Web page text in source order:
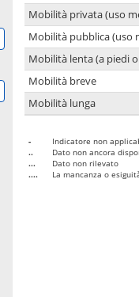
Mobilità privata (uso
Mobilità pubblica (uso
Mobilità lenta (a piedi
Mobilità breve
Mobilità lunga
-
Indicatore non
..
Dato non ancora
...
Dato non rilevato
....
La mancanza o